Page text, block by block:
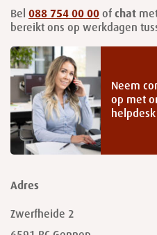
Bel 088 754 00 00 of chat
bereikt ons op werkdagen
Neem
op met
helpdesk
Adres
Zwerfheide 2